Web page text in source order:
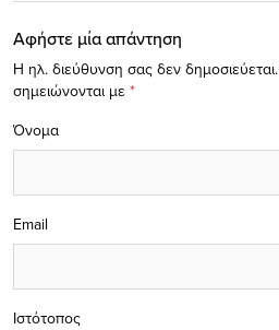
Αφήστε μία απάντηση
Η ηλ. διεύθυνση σας δεν δημοσιεύεται.
σημειώνονται με *
Όνομα
Email
Ιστότοπος